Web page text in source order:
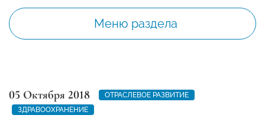
Меню раздела
05 Октября 2018
ОТРАСЛЕВОЕ РАЗВИТИЕ
ЗДРАВООХРАНЕНИЕ